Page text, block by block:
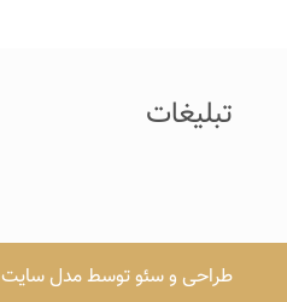
تبلیغات
طراحی و سئو توسط مدل سایت